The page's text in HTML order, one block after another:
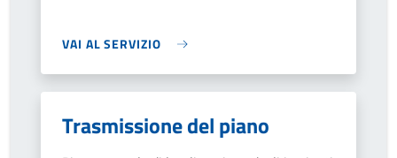
VAI AL SERVIZIO
Trasmissione del piano